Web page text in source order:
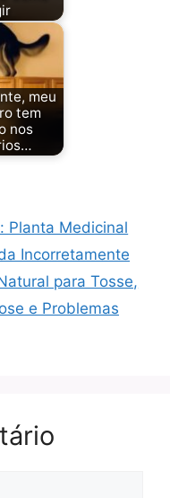
meu
tem
nos
Planta Medicinal
Incorretamente
para Tosse,
e Problemas